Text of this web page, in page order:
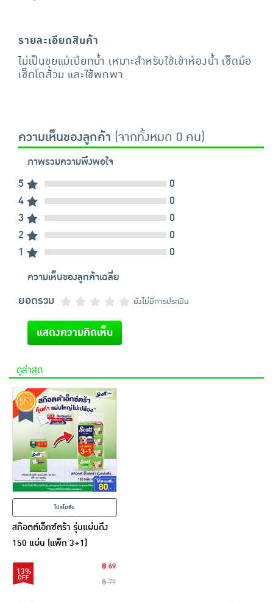
รายละเอียดสินค้า
ไม่เป็นขุยแม้เปียกน้ำ เหมาะสำหรับใช้เข้าห้องน้ำ เช็ดมือ
เช็ดโถส้วม และใช้พกพา
ความเห็นของลูกค้า (จากทั้งหมด 0 คน)
ภาพรวมความพึงพอใจ
5
0
4
0
3
0
2
0
1
0
ความเห็นของลูกค้าเฉลี่ย
ยอดรวม ยังไม่มีการประเมิน
แสดงความคิดเห็น
ดูล่าสุด
โปรโมชั่น
สก๊อตต์เอ็กซ์ตร้า รุ่นแผ่นดึง
150 แผ่น (แพ็ก 3+1)
13%
฿ 69
฿ 79